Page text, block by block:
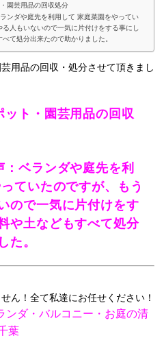
園芸用品の回収処分
ンダや庭先を利用して 家庭菜園をやってい
人もいないので一気に片付けをする事にし
て処分出来たので助かりました。
用品の回収・処分させて頂きまし
ト・園芸用品の回収
ベランダや庭先を利
ていたのですが、もう
ので一気に片付けをす
や土などもすべて処分
た。
ん！全て私達にお任せください！
ンダ・バルコニー・お庭の清
葉